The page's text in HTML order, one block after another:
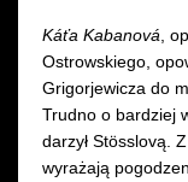
Káťa Kabanová ,
Ostrowskiego,
Grigorjewicza do
Trudno o bardziej
darzył Stösslovą.
wyrażają